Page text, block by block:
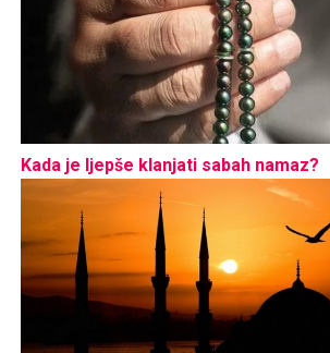
Kada je ljepše klanjati sabah namaz?